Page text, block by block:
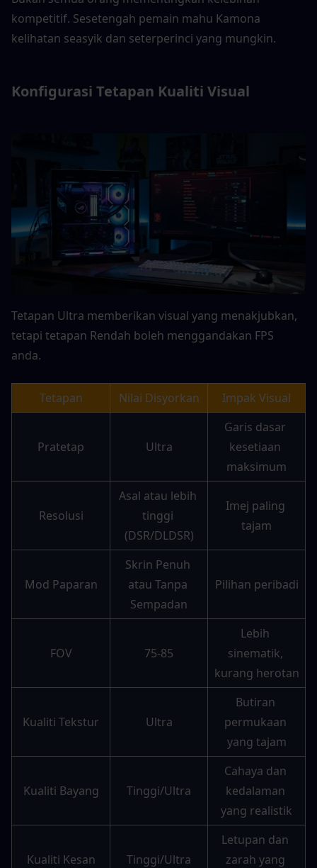
kompetitif. Sesetengah pemain mahu Kamona
kelihatan seasyik dan seterperinci yang mungkin.
Konfigurasi Tetapan Kualiti Visual
Tetapan Ultra memberikan visual yang menakjubkan,
tetapi tetapan Rendah boleh menggandakan FPS
anda.
Tetapan Nilai Disyorkan Impak Visual
Pratetap Ultra
Garis dasar
kesetiaan
maksimum
Resolusi
Asal atau lebih
tinggi
(DSR/DLDSR)
Imej paling
tajam
Mod Paparan
Skrin Penuh
atau Tanpa
Sempadan
Pilihan peribadi
FOV 75-85
Lebih
sinematik,
kurang herotan
Kualiti Tekstur Ultra
Butiran
permukaan
yang tajam
Kualiti Bayang Tinggi/Ultra
Cahaya dan
kedalaman
yang realistik
Kualiti Kesan Tinggi/Ultra
Letupan dan
zarah yang